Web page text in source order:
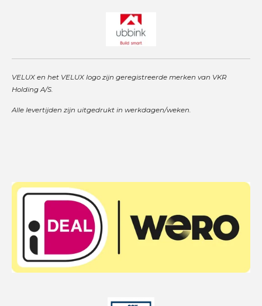
VELUX en het VELUX logo zijn geregistreerde merken van VKR
Holding A/S.
Alle levertijden zijn uitgedrukt in werkdagen/weken.